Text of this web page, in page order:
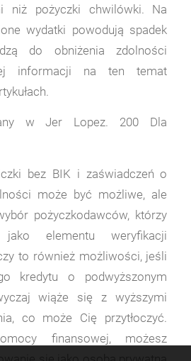
niż pożyczki chwilówki. Na
wydatki powodują spadek
do obniżenia zdolności
informacji na ten temat
w Jer Lopez. 200 Dla
bez BIK i zaświadczeń o
może być możliwe, ale
pożyczkodawców, którzy
elementu weryfikacji
to również możliwości, jeśli
kredytu o podwyższonym
wiąże się z wyższymi
co może Cię przytłoczyć.
finansowej, możesz